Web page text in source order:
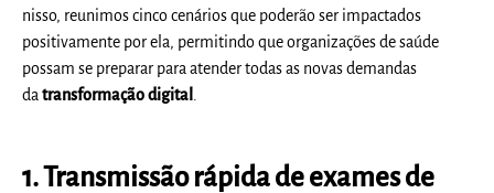
nisso, reunimos cinco cenários que poderão ser impactados
positivamente por ela, permitindo que organizações de saúde
possam se preparar para atender todas as novas demandas
datransformação digital.
1. Transmissão rápida de exames de